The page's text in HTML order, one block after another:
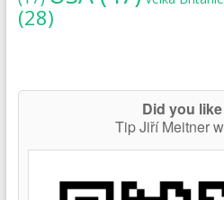
(28)
Did you
Tip Jiří Meitner